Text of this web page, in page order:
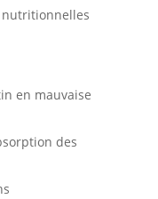
en mauvaise
des